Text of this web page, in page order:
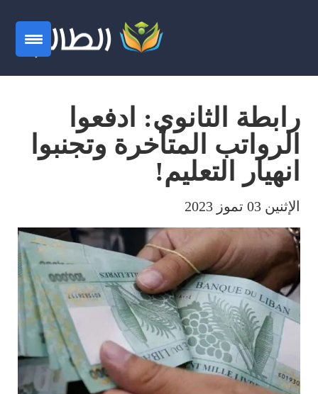
رابطة الثانوي: ادفعوا
الرواتب المتأخرة وتجنبوا
انهيار التعليم!
الإثنين 03 تموز 2023